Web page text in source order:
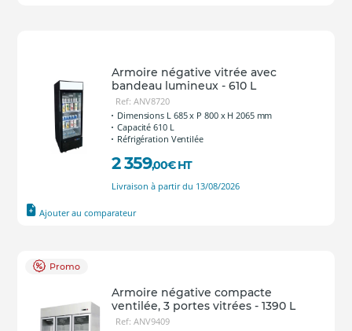
Armoire négative vitrée avec
bandeau lumineux - 610 L
Ref: ANV8720
Dimensions L 685 x P 800 x H 2065 mm
Capacité 610 L
Réfrigération Ventilée
2 359,00€ HT
Livraison à partir du 13/08/2026
Ajouter au comparateur
Promo
Armoire négative compacte
ventilée, 3 portes vitrées - 1390 L
Ref: ANV9409